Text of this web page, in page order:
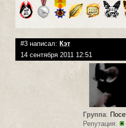
#3 написал: Кэт
14 сентября 2011 12:51
Группа:
Репутация: